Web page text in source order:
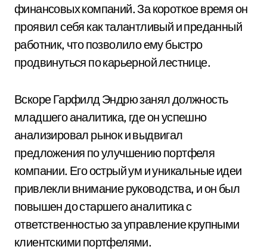
финансовых компаний. За короткое время он
проявил себя как талантливый и преданный
работник, что позволило ему быстро
продвинуться по карьерной лестнице.
Вскоре Гарфилд Эндрю занял должность
младшего аналитика, где он успешно
анализировал рынок и выдвигал
предложения по улучшению портфеля
компании. Его острый ум и уникальные идеи
привлекли внимание руководства, и он был
повышен до старшего аналитика с
ответственностью за управление крупными
клиентскими портфелями.